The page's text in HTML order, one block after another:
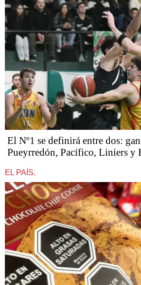
El Nº1 se definirá entre dos:
Pueyrredón, Pacífico, Liniers y
EL PAÍS.